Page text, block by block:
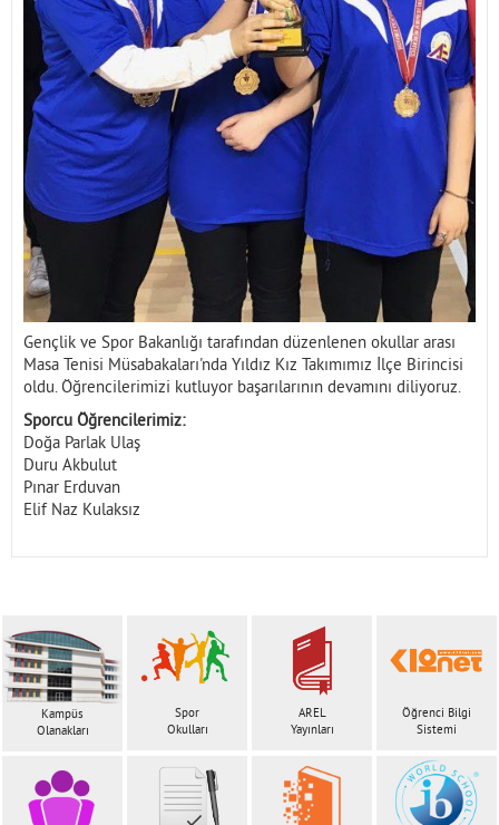
Gençlik ve Spor Bakanlığı tarafından düzenlenen okullar arası
Masa Tenisi Müsabakaları'nda Yıldız Kız Takımımız İlçe Birincisi
oldu. Öğrencilerimizi kutluyor başarılarının devamını diliyoruz.
Sporcu Öğrencilerimiz:
Doğa Parlak Ulaş
Duru Akbulut
Pınar Erduvan
Elif Naz Kulaksız
Kampüs
Olanakları
Spor
Okulları
AREL
Yayınları
Öğrenci Bilgi
Sistemi